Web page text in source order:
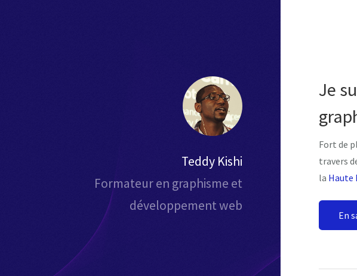
Teddy Kishi
Formateur en graphisme et
développement web
Je
Fort de
travers
la Haute
En